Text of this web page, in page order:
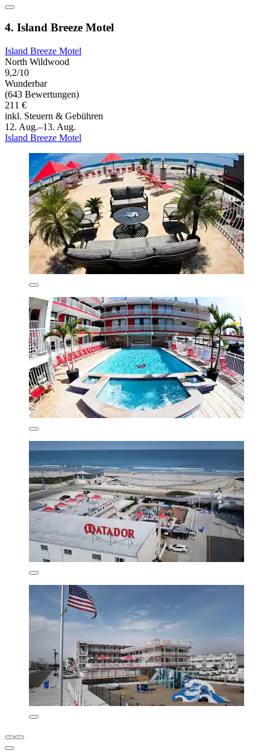
4. Island Breeze Motel
Island Breeze Motel
North Wildwood
9,2/10
Wunderbar
(643 Bewertungen)
211 €
inkl. Steuern & Gebühren
12. Aug.–13. Aug.
Island Breeze Motel